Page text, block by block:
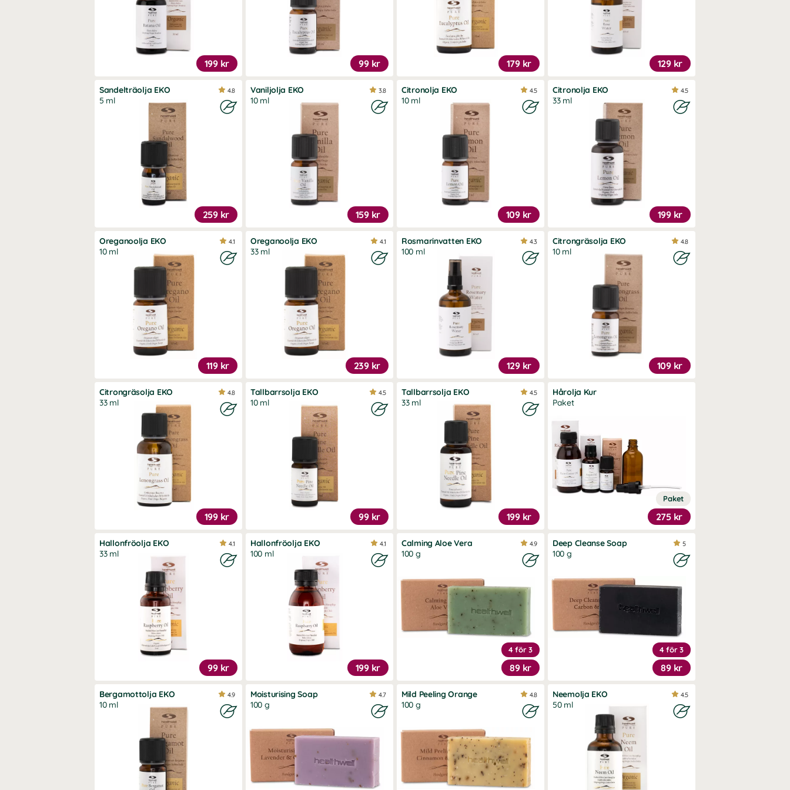
199 kr 99 kr 179 kr 129 kr
Sandelträolja EKO
5 ml
259 kr
4.8
Vaniljolja EKO
10 ml
159 kr
3.8
Citronolja EKO
10 ml
109 kr
4.5
Citronolja EKO
33 ml
199 kr
4.5
Oreganoolja EKO
10 ml
119 kr
4.1
Oreganoolja EKO
33 ml
239 kr
4.1
Rosmarinvatten EKO
100 ml
129 kr
4.3
Citrongräsolja EKO
10 ml
109 kr
4.8
Citrongräsolja EKO
33 ml
199 kr
4.8
Tallbarrsolja EKO
10 ml
99 kr
4.5
Tallbarrsolja EKO
33 ml
199 kr
4.5
Hårolja Kur
Paket
Paket
275 kr
Hallonfröolja EKO
33 ml
99 kr
4.1
Hallonfröolja EKO
100 ml
199 kr
4.1
Calming Aloe Vera
100 g
4 för 3
89 kr
4.9
Deep Cleanse Soap
100 g
4 för 3
89 kr
5
Bergamottolja EKO
10 ml
4.9
Moisturising Soap
100 g
4.7
Mild Peeling Orange
100 g
4.8
Neemolja EKO
50 ml
4.5